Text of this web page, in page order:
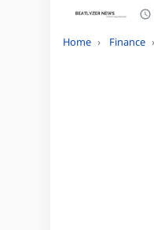
Home Finance